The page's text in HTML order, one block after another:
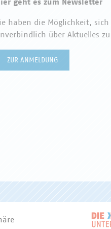
geht es zum Newsletter
haben die Möglichkeit,
über Aktuelles
ZUR ANMELDUNG